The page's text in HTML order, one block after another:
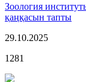
Зоология
қаңқасын тапты
29.10.2025
1281